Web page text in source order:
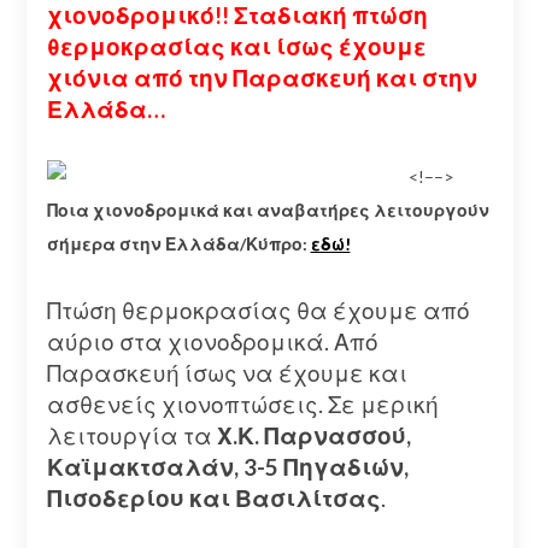
χιονοδρομικό!! Σταδιακή πτώση
θερμοκρασίας και ίσως έχουμε
χιόνια από την Παρασκευή και στην
Ελλάδα…
<!––>
Ποια χιονοδρομικά και αναβατήρες λειτουργούν
σήμερα στην Ελλάδα/Κύπρο: εδώ!
Πτώση θερμοκρασίας θα έχουμε από
αύριο στα χιονοδρομικά. Από
Παρασκευή ίσως να έχουμε και
ασθενείς χιονοπτώσεις. Σε μερική
λειτουργία τα Χ.Κ. Παρνασσού,
Καϊμακτσαλάν, 3-5 Πηγαδιών,
Πισοδερίου και Βασιλίτσας.